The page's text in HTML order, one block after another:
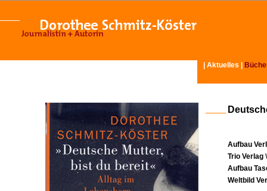
Aktuelles
Aufbau
Trio Verlag
Aufbau
Weltbild